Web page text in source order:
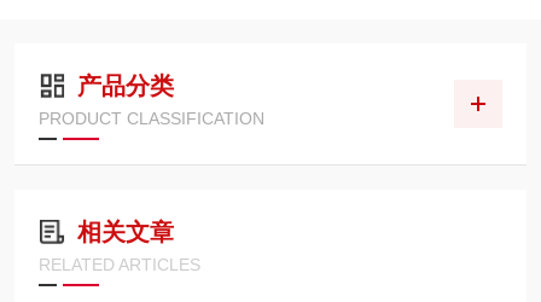
产品分类
PRODUCT CLASSIFICATION
相关文章
RELATED ARTICLES